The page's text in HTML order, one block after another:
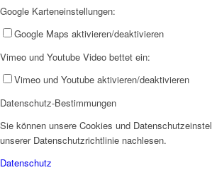
Google Karteneinstellungen:
Google Maps aktivieren/deaktivieren
Vimeo und Youtube Video bettet ein:
Vimeo und Youtube aktivieren/deaktivieren
Datenschutz-Bestimmungen
Sie können unsere Cookies und
unserer Datenschutzrichtlinie nachlesen.
Datenschutz